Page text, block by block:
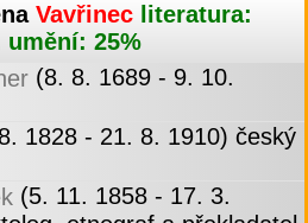
Vavřinec literatura:
umění: 25%
(8. 8. 1689 - 9. 10.
1828 - 21. 8. 1910) český
(5. 11. 1858 - 17. 3.